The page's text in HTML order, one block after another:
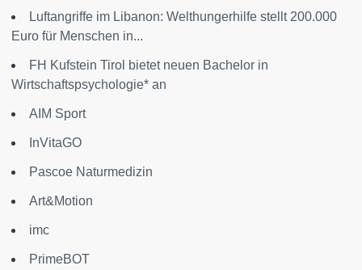
Luftangriffe im Libanon: Welthungerhilfe stellt 200.000
Euro für Menschen in...
FH Kufstein Tirol bietet neuen Bachelor in
Wirtschaftspsychologie* an
AIM Sport
InVitaGO
Pascoe Naturmedizin
Art&Motion
imc
PrimeBOT